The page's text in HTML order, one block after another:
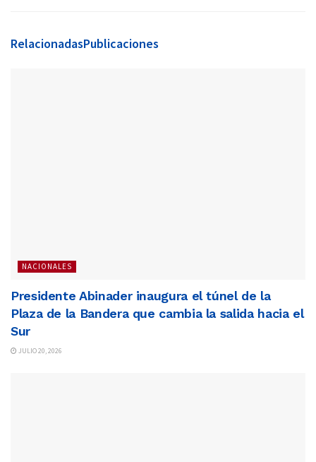
RelacionadasPublicaciones
NACIONALES
Presidente Abinader inaugura el túnel de la
Plaza de la Bandera que cambia la salida hacia el
Sur
JULIO 20, 2026